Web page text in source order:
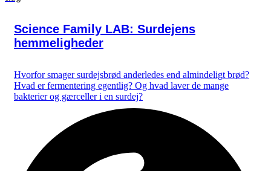
Science Family LAB: Surdejens
hemmeligheder
Hvorfor smager surdejsbrød anderledes end almindeligt brød?
Hvad er fermentering egentlig? Og hvad laver de mange
bakterier og gærceller i en surdej?